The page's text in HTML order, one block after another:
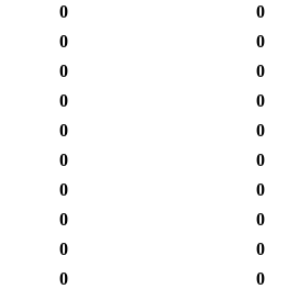
0 0
0 0
0 0
0 0
0 0
0 0
0 0
0 0
0 0
0 0